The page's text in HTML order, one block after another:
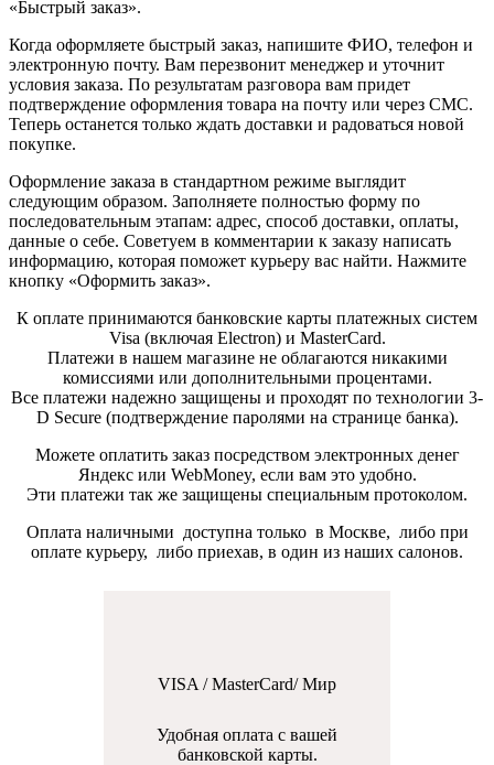
«Быстрый заказ».
Когда оформляете быстрый заказ, напишите ФИО, телефон и
электронную почту. Вам перезвонит менеджер и уточнит
условия заказа. По результатам разговора вам придет
подтверждение оформления товара на почту или через СМС.
Теперь останется только ждать доставки и радоваться новой
покупке.
Оформление заказа в стандартном режиме выглядит
следующим образом. Заполняете полностью форму по
последовательным этапам: адрес, способ доставки, оплаты,
данные о себе. Советуем в комментарии к заказу написать
информацию, которая поможет курьеру вас найти. Нажмите
кнопку «Оформить заказ».
К оплате принимаются банковские карты платежных систем
Visa (включая Electron) и MasterCard.
Платежи в нашем магазине не облагаются никакими
комиссиями или дополнительными процентами.
Все платежи надежно защищены и проходят по технологии 3-
D Secure (подтверждение паролями на странице банка).
Можете оплатить заказ посредством электронных денег
Яндекс или WebMoney, если вам это удобно.
Эти платежи так же защищены специальным протоколом.
Оплата наличными доступна только в Москве, либо при
оплате курьеру, либо приехав, в один из наших салонов.
VISA / MasterCard/ Мир
Удобная оплата с вашей
банковской карты.